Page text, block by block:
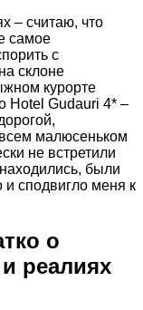
– считаю, что
самое
с
склоне
курорте
Hotel Gudauri 4* –
малюсеньком
не встретили
были
сподвигло меня к
о
реалиях